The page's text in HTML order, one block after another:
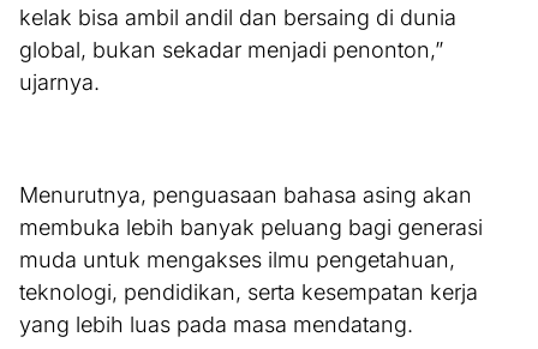
kelak bisa ambil andil dan bersaing di dunia
global, bukan sekadar menjadi penonton,”
ujarnya.
Menurutnya, penguasaan bahasa asing akan
membuka lebih banyak peluang bagi generasi
muda untuk mengakses ilmu pengetahuan,
teknologi, pendidikan, serta kesempatan kerja
yang lebih luas pada masa mendatang.